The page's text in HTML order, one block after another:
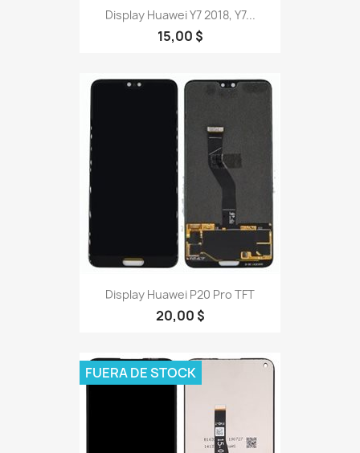
Display Huawei Y7 2018, Y7...
15,00 $
Display Huawei P20 Pro TFT
20,00 $
FUERA DE STOCK